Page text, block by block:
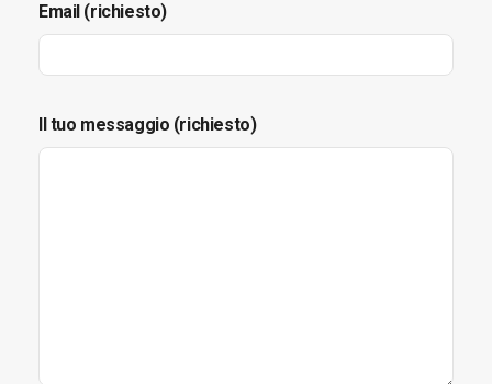
Email (richiesto)
Il tuo messaggio (richiesto)